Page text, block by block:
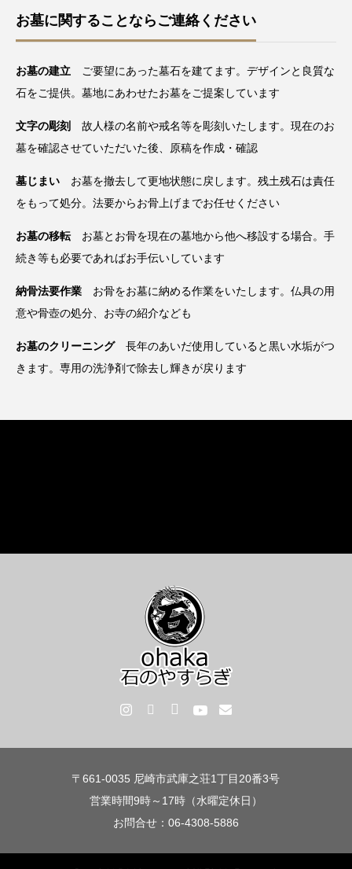
お墓に関することならご連絡ください
お墓の建立 ご要望にあった墓石を建てます。デザインと良質な
石をご提供。墓地にあわせたお墓をご提案しています
文字の彫刻
故人様の名前や戒名等を彫刻いたします。現在のお
墓を確認させていただいた後、原稿を作成・確認
墓じまい お墓を撤去して更地状態に戻します。残土残石は責任
をもって処分。法要からお骨上げまでお任せください
お墓の移転お墓とお骨を現在の墓地から他へ移設する場合。手
続き等も必要であればお手伝いしています
納骨法要作業 お骨をお墓に納める作業をいたします。仏具の用
意や骨壺の処分、お寺の紹介なども
お墓のクリーニング長年のあいだ使用していると黒い水垢がつ
きます。専用の洗浄剤で除去し輝きが戻ります
〒661-0035 尼崎市武庫之荘1丁目20番3号
営業時間9時～17時（水曜定休日）
お問合せ：06-4308-5886